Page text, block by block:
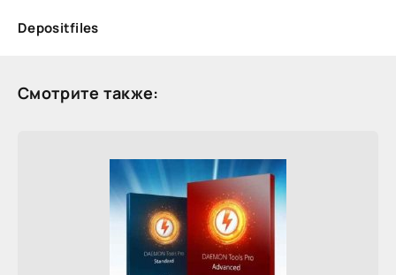
Depositfiles
Смотрите также: